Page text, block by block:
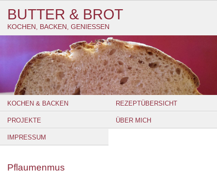
BUTTER & BROT
KOCHEN, BACKEN, GENIESSEN
KOCHEN & BACKEN REZEPTÜBERSICHT
PROJEKTE ÜBER MICH
IMPRESSUM
Pflaumenmus